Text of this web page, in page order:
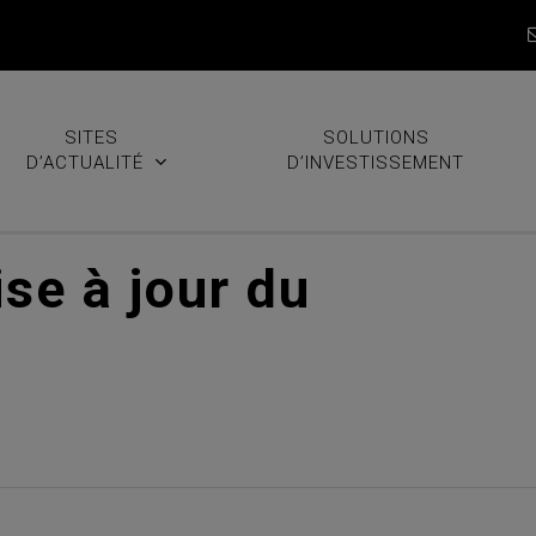
SITES
D’ACTUALITÉ
SOLUTIONS
D’INVESTISSEMENT
à jour du